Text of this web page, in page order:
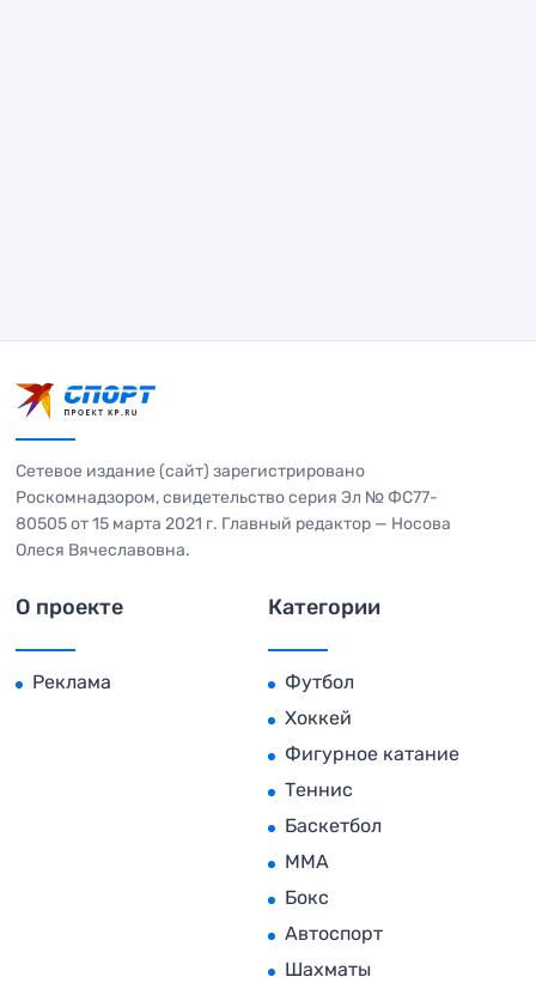
Сетевое издание (сайт) зарегистрировано
Роскомнадзором, свидетельство серия Эл № ФС77-
80505 от 15 марта 2021 г. Главный редактор — Носова
Олеся Вячеславовна.
О проекте
Реклама
Категории
Футбол
Хоккей
Фигурное катание
Теннис
Баскетбол
MMA
Бокс
Автоспорт
Шахматы